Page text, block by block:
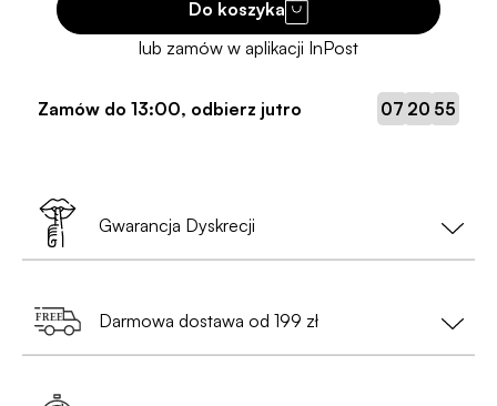
Do koszyka
Zamów do 13:00, odbierz jutro 07 20 55
Gwarancja Dyskrecji
•
Darmowa dostawa od 199 zł